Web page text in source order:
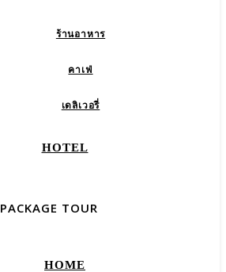
ร้านอาหาร
คาเฟ่
เดลิเวอรี่
HOTEL
PACKAGE TOUR
HOME